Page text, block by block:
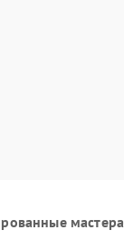
мастера